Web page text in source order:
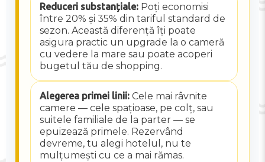
Reduceri substanțiale:Poți economisi
între 20% și 35% din tariful standard de
sezon. Această diferență îți poate
asigura practic un upgrade la o cameră
cu vedere la mare sau poate acoperi
bugetul tău de shopping.
Alegerea primei linii:Cele mai râvnite
camere — cele spațioase, pe colț, sau
suitele familiale de la parter — se
epuizează primele. Rezervând
devreme, tu alegi hotelul, nu te
mulțumești cu ce a mai rămas.